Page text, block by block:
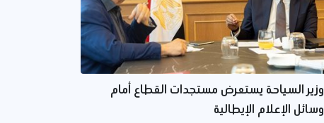
وزير السياحة يستعرض مستجدات القطاع أمام
وسائل الإعلام الإيطالية